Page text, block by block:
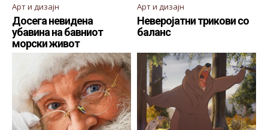
Арт и дизајн
Досега невидена
убавина на бавниот
морски живот
Арт и дизајн
Неверојатни трикови со
баланс